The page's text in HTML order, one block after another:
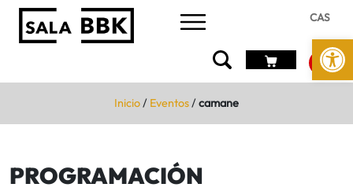
Abrir
CAS
Inicio/ Eventos/camane
PROGRAMACIÓN